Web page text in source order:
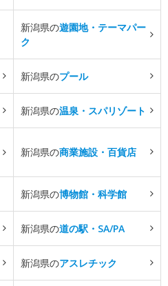
新潟県の遊園地・テーマパー
ク
新潟県のプール
新潟県の温泉・スパリゾート
新潟県の商業施設・百貨店
新潟県の博物館・科学館
新潟県の道の駅・SA/PA
新潟県のアスレチック